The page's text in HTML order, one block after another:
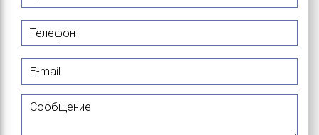
Телефон
Сообщение